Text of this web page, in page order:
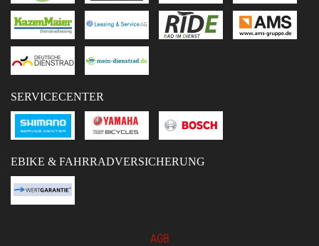
SERVICECENTER
EBIKE & FAHRRADVERSICHERUNG
AGB